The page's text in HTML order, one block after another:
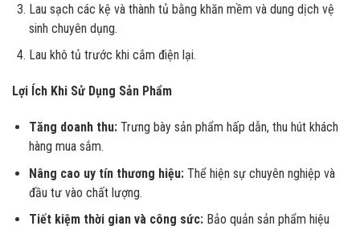
Lau sạch các kệ và thành tủ bằng khăn mềm và dung dịch vệ
sinh chuyên dụng.
Lau khô tủ trước khi cắm điện lại.
Lợi Ích Khi Sử Dụng Sản Phẩm
Tăng doanh thu:Trưng bày sản phẩm hấp dẫn, thu hút khách
hàng mua sắm.
Nâng cao uy tín thương hiệu:Thể hiện sự chuyên nghiệp và
đầu tư vào chất lượng.
Tiết kiệm thời gian và công sức:Bảo quản sản phẩm hiệu